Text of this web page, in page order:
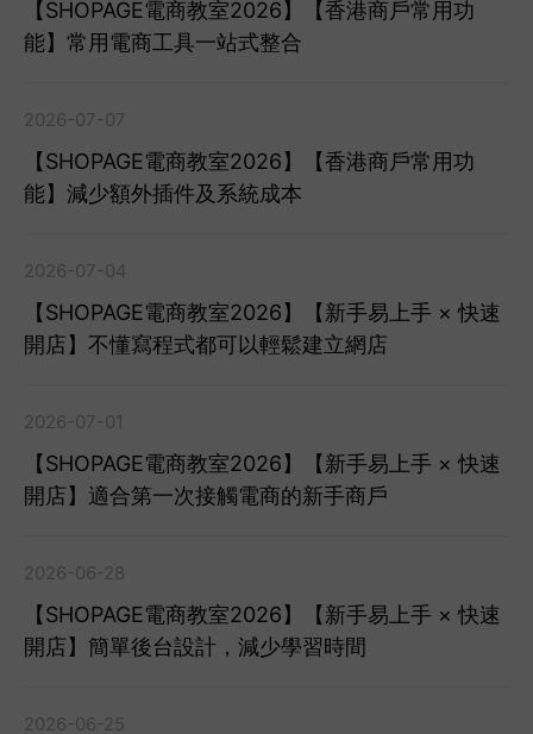
【SHOPAGE電商教室2026】【香港商戶常用功
能】常用電商工具一站式整合
2026-07-07
【SHOPAGE電商教室2026】【香港商戶常用功
能】減少額外插件及系統成本
2026-07-04
【SHOPAGE電商教室2026】【新手易上手 × 快速
開店】不懂寫程式都可以輕鬆建立網店
2026-07-01
【SHOPAGE電商教室2026】【新手易上手 × 快速
開店】適合第一次接觸電商的新手商戶
2026-06-28
【SHOPAGE電商教室2026】【新手易上手 × 快速
開店】簡單後台設計，減少學習時間
2026-06-25